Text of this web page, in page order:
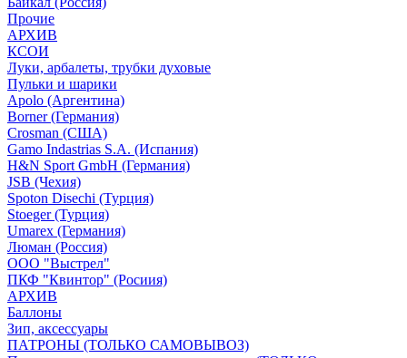
Прочие
АРХИВ
КСОИ
Луки, арбалеты, трубки духовые
Пульки и шарики
Apolo (Аргентина)
Borner (Германия)
Crosman (США)
Gamo Indastrias S.A. (Испания)
H&N Sport GmbH (Германия)
JSB (Чехия)
Spoton Disechi (Турция)
Stoeger (Турция)
Umarex (Германия)
Люман (Россия)
ООО "Выстрел"
ПКФ "Квинтор" (Росиия)
АРХИВ
Баллоны
Зип, аксессуары
ПАТРОНЫ (ТОЛЬКО САМОВЫВОЗ)